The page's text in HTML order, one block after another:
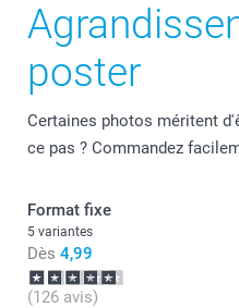
poster
Certaines photos méritent
ce pas ? Commandez
Format fixe
5 variantes
Dès 4,99
(126 avis)